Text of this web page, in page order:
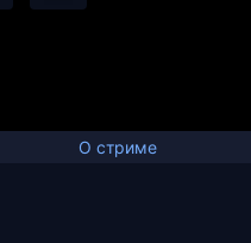
О стриме